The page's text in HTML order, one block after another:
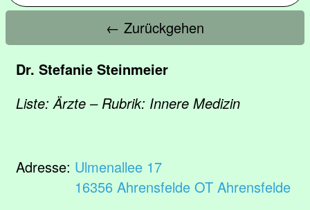
← Zurückgehen
Dr. Stefanie Steinmeier
Liste: Ärzte – Rubrik: Innere Medizin
Adresse: Ulmenallee 17
16356 Ahrensfelde OT Ahrensfelde